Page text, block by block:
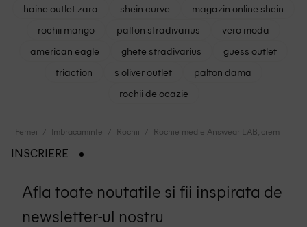
haine outlet zara
shein curve
magazin online shein
rochii mango
palton stradivarius
vero moda
american eagle
ghete stradivarius
guess outlet
triaction
s oliver outlet
palton dama
rochii de ocazie
Femei Imbracaminte Rochii Rochie medie Answear LAB, crem
INSCRIERE
Afla toate noutatile si fii inspirata de
newsletter-ul nostru